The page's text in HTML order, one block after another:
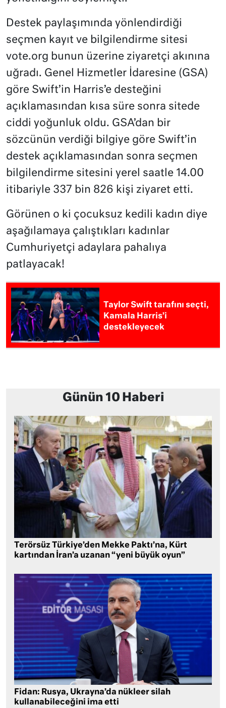
Destek paylaşımında yönlendirdiği
seçmen kayıt ve bilgilendirme sitesi
vote.org bunun üzerine ziyaretçi akınına
uğradı. Genel Hizmetler İdaresine (GSA)
göre Swift’in Harris’e desteğini
açıklamasından kısa süre sonra sitede
ciddi yoğunluk oldu. GSA’dan bir
sözcünün verdiği bilgiye göre Swift’in
destek açıklamasından sonra seçmen
bilgilendirme sitesini yerel saatle 14.00
itibariyle 337 bin 826 kişi ziyaret etti.
Görünen o ki çocuksuz kedili kadın diye
aşağılamaya çalıştıkları kadınlar
Cumhuriyetçi adaylara pahalıya
patlayacak!
Taylor Swift tarafını seçti,
Kamala Harris’i
destekleyecek
Günün 10 Haberi
Terörsüz Türkiye’den Mekke Paktı’na, Kürt
kartından İran’a uzanan “yeni büyük oyun”
Fidan: Rusya, Ukrayna’da nükleer silah
kullanabileceğini ima etti